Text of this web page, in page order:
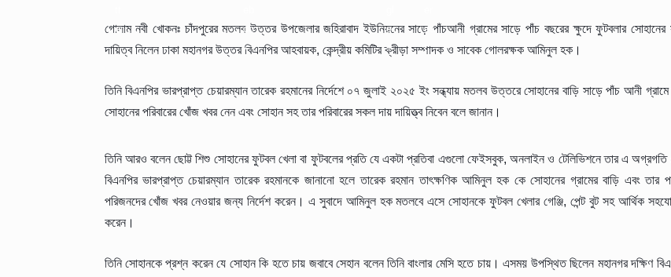
গোলাম নবী খোকনঃ চাঁদপুরের মতলব উত্তর উপজেলার জহিরাবাদ ইউনিয়নের সাড়ে পাঁচআনী গ্রামের সাড়ে পাঁচ বছরের ক্ষুদে ফুটবলার
দায়িত্ব নিলেন ঢাকা মহানগর উত্তর বিএনপির আহবায়ক, কেন্দ্রীয় কমিটির ক্রীড়া সম্পাদক ও সাবেক গোলরক্ষক আমিনুল হক।
তিনি বিএনপির ভারপ্রাপ্ত চেয়ারম্যান তারেক রহমানের নির্দেশে ০৭ জুলাই ২০২৫ ইং সন্ধ্যায় মতলব উত্তরে সোহানের বাড়ি সাড়ে পাঁচ আনী
সোহানের পরিবারের খোঁজ খবর নেন এবং সোহান সহ তার পরিবারের সকল দায় দায়িত্ত্ব নিবেন বলে জানান।
তিনি আরও বলেন ছোট্ট শিশু সোহানের ফুটবল খেলা বা ফুটবলের প্রতি যে একটা প্রতিবা এগুলো ফেইসবুক, অনলাইন ও টেলিভিশনে তার এ অগ্রগতি
বিএনপির ভারপ্রাপ্ত চেয়ারম্যান তারেক রহমানকে জানানো হলে তারেক রহমান তাৎক্ষণিক আমিনুল হক কে সোহানের গ্রামের বাড়ি এবং তার
পরিজনদের খোঁজ খবর নেওয়ার জন্য নির্দেশ করেন। এ সুবাদে আমিনুল হক মতলবে এসে সোহানকে ফুটবল খেলার গেঞ্জি, পেন্ট বুট সহ আর্থিক
করেন।
তিনি সোহানকে প্রশ্ন করেন যে সোহান কি হতে চায় জবাবে সেহান বলেন তিনি বাংলার মেসি হতে চায়। এসময় উপস্থিত ছিলেন মহানগর দক্ষিণ